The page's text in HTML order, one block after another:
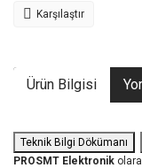
Karşılaştır
Ürün Bilgisi
Teknik Bilgi Dökümanı
PROSMT Elektronik